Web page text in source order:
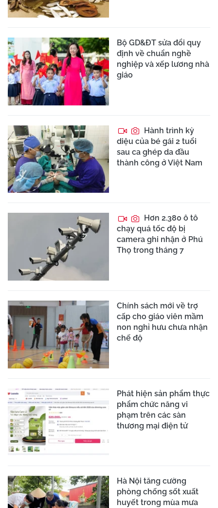
Bộ GD&ĐT sửa đổi quy
định về chuẩn nghề
nghiệp và xếp lương nhà
giáo
Hành trình kỳ
diệu của bé gái 2 tuổi
sau ca ghép da đầu
thành công ở Việt Nam
Hơn 2.380 ô tô
chạy quá tốc độ bị
camera ghi nhận ở Phú
Thọ trong tháng 7
Chính sách mới về trợ
cấp cho giáo viên mầm
non nghỉ hưu chưa nhận
chế độ
Phát hiện sản phẩm thực
phẩm chức năng vi
phạm trên các sàn
thương mại điện tử
Hà Nội tăng cường
phòng chống sốt xuất
huyết trong mùa mưa